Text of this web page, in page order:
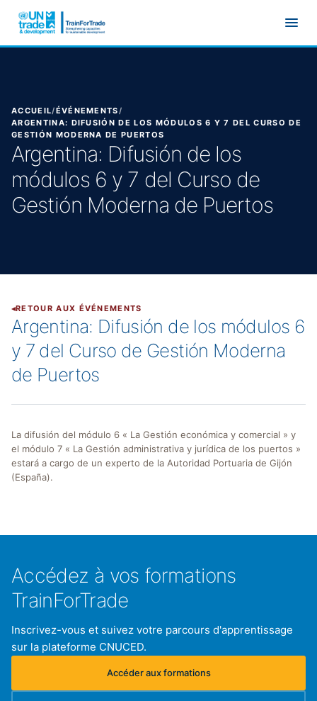
ACCUEIL/ÉVÉNEMENTS/
ARGENTINA: DIFUSIÓN DE LOS MÓDULOS 6 Y 7 DEL CURSO DE
GESTIÓN MODERNA DE PUERTOS
Argentina: Difusión de los
módulos 6 y 7 del Curso de
Gestión Moderna de Puertos
RETOUR AUX ÉVÉNEMENTS
Argentina: Difusión de los módulos 6
y 7 del Curso de Gestión Moderna
de Puertos
La difusión del módulo 6 « La Gestión económica y comercial » y
el módulo 7 « La Gestión administrativa y jurídica de los puertos »
estará a cargo de un experto de la Autoridad Portuaria de Gijón
(España).
Accédez à vos formations
TrainForTrade
Inscrivez-vous et suivez votre parcours d'apprentissage
sur la plateforme CNUCED.
Accéder aux formations
(s'ouvre dans un nouvel onglet)